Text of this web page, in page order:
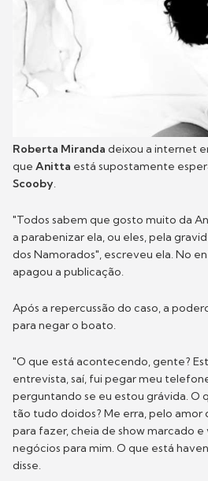
Roberta Miranda deixou a internet
que Anitta está supostamente
Scooby.
"Todos sabem que gosto muito da
a parabenizar ela, ou eles, pela
dos Namorados", escreveu ela. No
apagou a publicação.
Após a repercussão do caso, a
para negar o boato.
"O que está acontecendo, gente?
entrevista, saí, fui pegar meu
perguntando se eu estou grávida. O
tão tudo doidos? Me erra, pelo amor
para fazer, cheia de show marcado
negócios para mim. O que está
disse.